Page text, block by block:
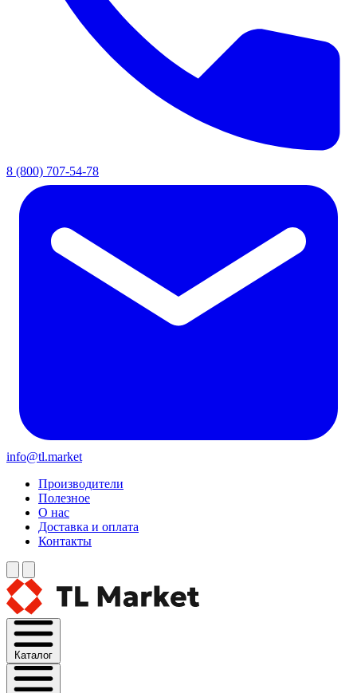
8 (800) 707-54-78
info@tl.market
Производители
Полезное
О нас
Доставка и оплата
Контакты
Каталог